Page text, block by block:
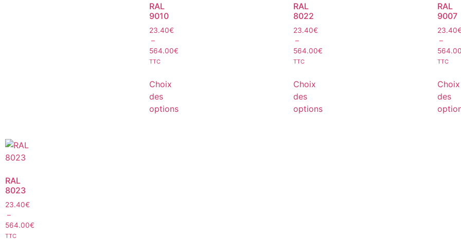
RAL
9010
23.40€
–
564.00€
TTC
Choix
des
options
RAL
8022
23.40€
–
564.00€
TTC
Choix
des
options
RAL
9007
23.40
–
TTC
Choix
des
RAL
8023
23.40€
–
564.00€
TTC